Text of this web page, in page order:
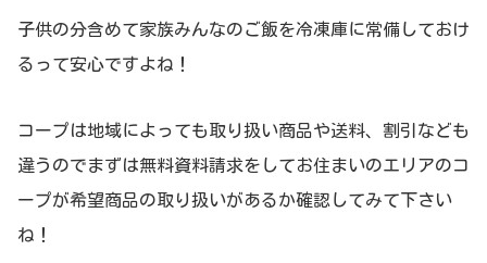
子供の分含めて家族みんなのご飯を冷凍庫に常備しておけ
るって安心ですよね！
コープは地域によっても取り扱い商品や送料、割引なども
違うのでまずは無料資料請求をしてお住まいのエリアのコ
ープが希望商品の取り扱いがあるか確認してみて下さい
ね！